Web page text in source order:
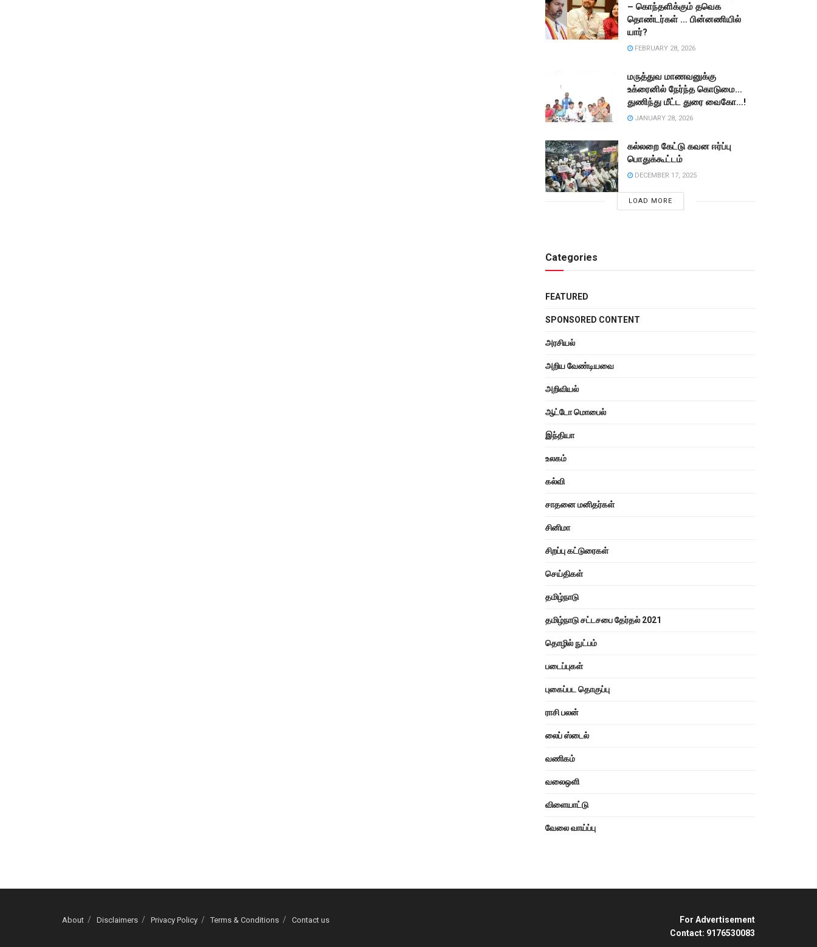
– கொந்தளிக்கும் தவெக
தொண்டர்கள் … பின்னணியில்
யார்?
FEBRUARY 28, 2026
மருத்துவ மாணவனுக்கு
உக்ரைனில் நேர்ந்த கொடுமை…
துணிந்து மீட்ட துரை வைகோ…!
JANUARY 28, 2026
கல்லறை கேட்டு கவன ஈர்ப்பு
பொதுக்கூட்டம்
DECEMBER 17, 2025
LOAD MORE
Categories
FEATURED
SPONSORED CONTENT
அரசியல்
அறிய வேண்டியவை
அறிவியல்
ஆட்டோ மொபைல்
இந்தியா
உலகம்
கல்வி
சாதனை மனிதர்கள்
சினிமா
சிறப்பு கட்டுரைகள்
செய்திகள்
தமிழ்நாடு
தமிழ்நாடு சட்டசபை தேர்தல் 2021
தொழில் நுட்பம்
படைப்புகள்
புகைப்பட தொகுப்பு
ராசி பலன்
லைப் ஸ்டைல்
வணிகம்
வலைஒளி
விளையாட்டு
வேலை வாய்ப்பு
About Disclaimers Privacy Policy Terms & Conditions Contact us
For Advertisement
Contact: 9176530083